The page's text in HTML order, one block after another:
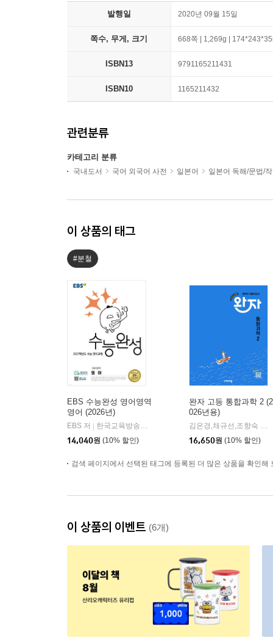
발행일 2020년 09월 15일
쪽수, 무게, 크기 668쪽 | 1,269g |
ISBN13 9791165211431
ISBN10 1165211432
관련분류
카테고리 분류
국내도서 국어 외국어 사전 일본어 일본어 독해/문법/
이 상품의 태그
#분철
EBS 수능완성 영어영역
영어 (2026년)
EBS 저
한국교육방송공사
14,040원 (10% 할인)
완자 고등 통합과학 2 (2
026년용)
김은경,채규선,조향숙 등저
16,650원 (10% 할인)
검색 페이지에서 선택된 태그에 등록된 더 많은 상품을 확인해
이 상품의 이벤트 (6개)